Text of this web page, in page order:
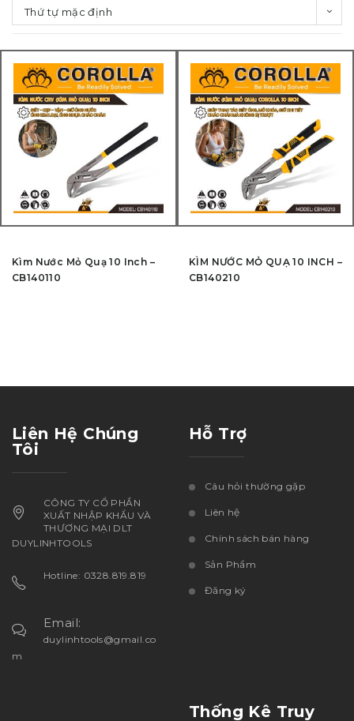
Thứ tự mặc định
Kìm Nước Mỏ Quạ 10 Inch –
CB140110
KÌM NƯỚC MỎ QUẠ 10 INCH –
CB140210
Liên Hệ Chúng
Tôi
CÔNG TY CỔ PHẦN
XUẤT NHẬP KHẨU VÀ
THƯƠNG MẠI DLT
DUYLINHTOOLS
Hotline: 0328.819.819
Email:
duylinhtools@gmail.co
m
Hỗ Trợ
Câu hỏi thường gặp
Liên hệ
Chính sách bán hàng
Sản Phẩm
Đăng ký
Thống Kê Truy